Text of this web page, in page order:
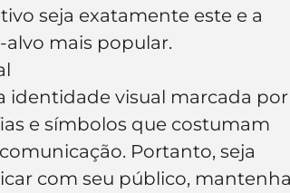
seja exatamente este e a
mais popular.
identidade visual marcada
e símbolos que costumam
Portanto, seja
com seu público,